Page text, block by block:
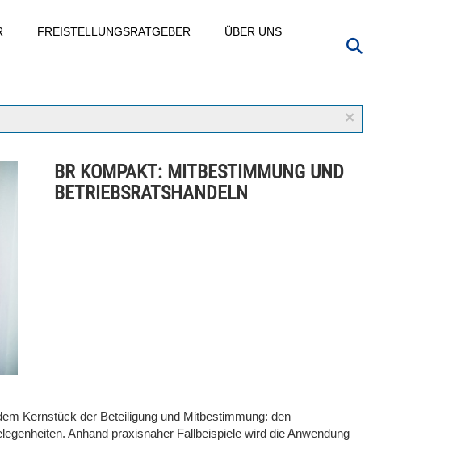
FREISTELLUNGSRATGEBER ÜBER UNS
×
BR KOMPAKT: MITBESTIMMUNG UND
BETRIEBSRATSHANDELN
Kernstück der Beteiligung und Mitbestimmung: den
Anhand praxisnaher Fallbeispiele wird die Anwendung